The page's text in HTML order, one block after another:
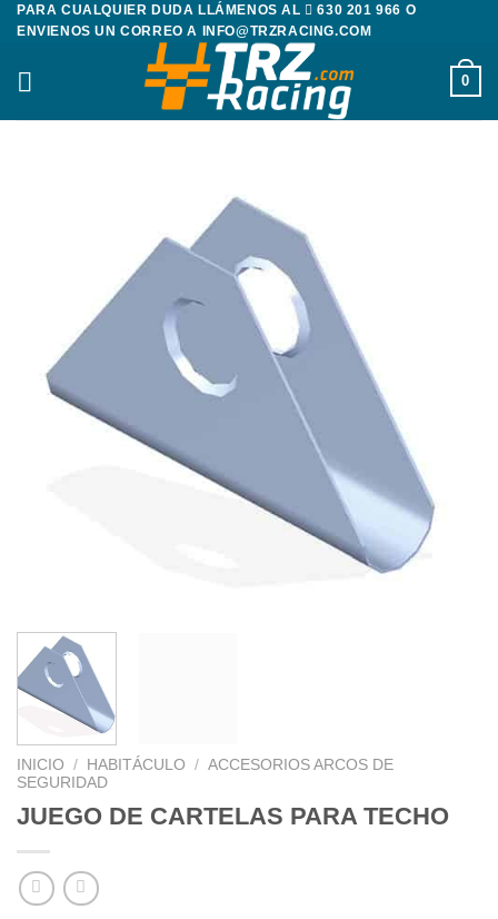
Saltar
contenido
PARA CUALQUIER DUDA LLÁMENOS AL 630 201 966 O
ENVIENOS UN CORREO A
INFO@TRZRACING.COM
0
INICIO / HABITÁCULO / ACCESORIOS ARCOS DE
SEGURIDAD
JUEGO DE CARTELAS PARA TECHO